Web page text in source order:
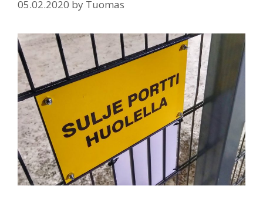
05.02.2020 by Tuomas